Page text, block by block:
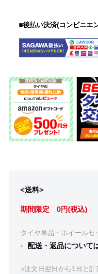
■後払い決済(コンビニエ
<送料>
期間限定 0円(税込)
タイヤ単品・ホイールセ
配送・返品について
○注文日翌日から1日と計